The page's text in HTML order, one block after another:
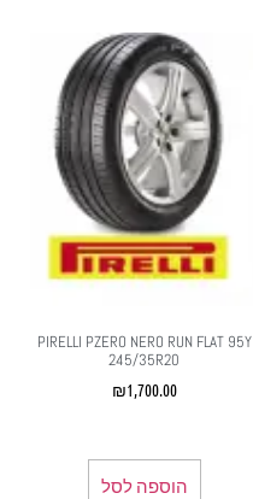
PIRELLI PZERO NERO RUN FLAT 95Y
245/35R20
₪1,700.00
הוספה לסל